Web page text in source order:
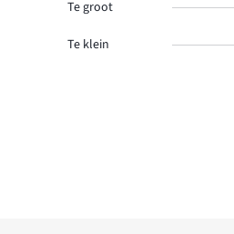
Te groot
Te klein